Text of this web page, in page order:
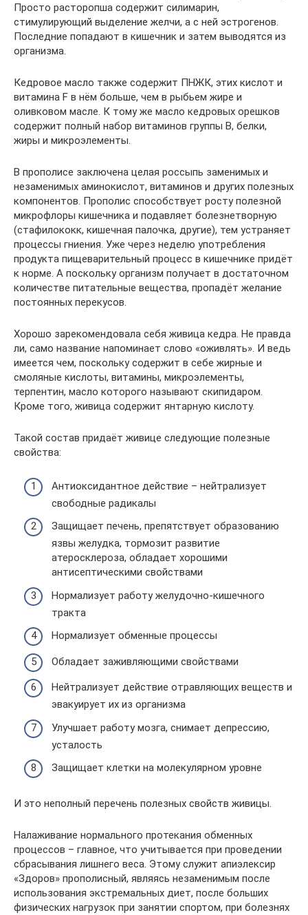
Просто расторопша содержит силимарин,
стимулирующий выделение желчи, а с ней эстрогенов.
Последние попадают в кишечник и затем выводятся из
организма.
Кедровое масло также содержит ПНЖК, этих кислот и
витамина F в нём больше, чем в рыбьем жире и
оливковом масле. К тому же масло кедровых орешков
содержит полный набор витаминов группы В, белки,
жиры и микроэлементы.
В прополисе заключена целая россыпь заменимых и
незаменимых аминокислот, витаминов и других полезных
компонентов. Прополис способствует росту полезной
микрофлоры кишечника и подавляет болезнетворную
(стафилококк, кишечная палочка, другие), тем устраняет
процессы гниения. Уже через неделю употребления
продукта пищеварительный процесс в кишечнике придёт
к норме. А поскольку организм получает в достаточном
количестве питательные вещества, пропадёт желание
постоянных перекусов.
Хорошо зарекомендовала себя живица кедра. Не правда
ли, само название напоминает слово «оживлять». И ведь
имеется чем, поскольку содержит в себе жирные и
смоляные кислоты, витамины, микроэлементы,
терпентин, масло которого называют скипидаром.
Кроме того, живица содержит янтарную кислоту.
Такой состав придаёт живице следующие полезные
свойства:
Антиоксидантное действие – нейтрализует
свободные радикалы
Защищает печень, препятствует образованию
язвы желудка, тормозит развитие
атеросклероза, обладает хорошими
антисептическими свойствами
Нормализует работу желудочно-кишечного
тракта
Нормализует обменные процессы
Обладает заживляющими свойствами
Нейтрализует действие отравляющих веществ и
эвакуирует их из организма
Улучшает работу мозга, снимает депрессию,
усталость
Защищает клетки на молекулярном уровне
И это неполный перечень полезных свойств живицы.
Налаживание нормального протекания обменных
процессов – главное, что учитывается при проведении
сбрасывания лишнего веса. Этому служит апиэлексир
«Здоров» прополисный, являясь незаменимым после
использования экстремальных диет, после больших
физических нагрузок при занятии спортом, при болезнях